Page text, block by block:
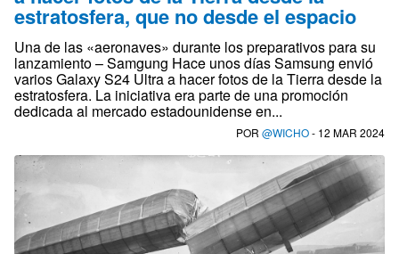
estratosfera, que no desde el espacio
Una de las «aeronaves» durante los preparativos para su
lanzamiento – Samgung Hace unos días Samsung envió
varios Galaxy S24 Ultra a hacer fotos de la Tierra desde la
estratosfera. La iniciativa era parte de una promoción
dedicada al mercado estadounidense en...
POR @WICHO- 12 MAR 2024